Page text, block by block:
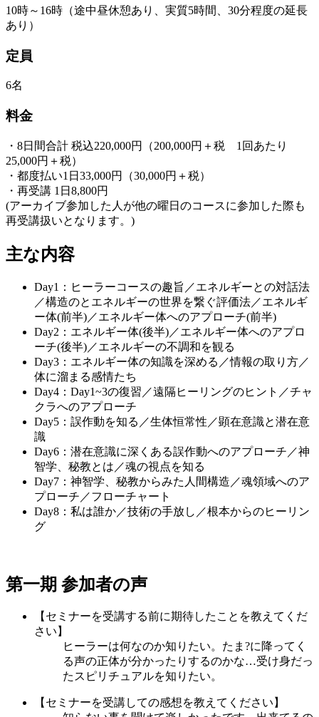
10時～16時（途中昼休憩あり、実質5時間、30分程度の延長
あり）
定員
6名
料金
・8日間合計 税込220,000円（200,000円＋税 1回あたり
25,000円＋税）
・都度払い1日33,000円（30,000円＋税）
・再受講 1日8,800円
(アーカイブ参加した人が他の曜日のコースに参加した際も
再受講扱いとなります。)
主な内容
Day1：ヒーラーコースの趣旨／エネルギーとの対話法
／構造のとエネルギーの世界を繋ぐ評価法／エネルギ
ー体(前半)／エネルギー体へのアプローチ(前半)
Day2：エネルギー体(後半)／エネルギー体へのアプロ
ーチ(後半)／エネルギーの不調和を観る
Day3：エネルギー体の知識を深める／情報の取り方／
体に溜まる感情たち
Day4：Day1~3の復習／遠隔ヒーリングのヒント／チャ
クラへのアプローチ
Day5：誤作動を知る／生体恒常性／顕在意識と潜在意
識
Day6：潜在意識に深くある誤作動へのアプローチ／神
智学、秘教とは／魂の視点を知る
Day7：神智学、秘教からみた人間構造／魂領域へのア
プローチ／フローチャート
Day8：私は誰か／技術の手放し／根本からのヒーリン
グ
第一期 参加者の声
【セミナーを受講する前に期待したことを教えてくだ
さい】
ヒーラーは何なのか知りたい。たま?に降ってく
る声の正体が分かったりするのかな…受け身だっ
たスピリチュアルを知りたい。
【セミナーを受講しての感想を教えてください】